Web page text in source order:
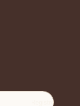
Registro